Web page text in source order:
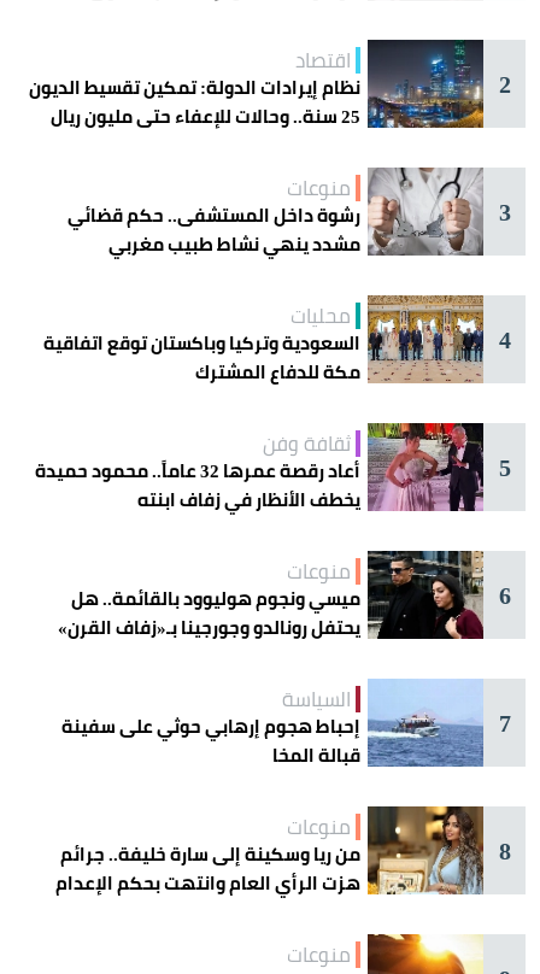
2
اقتصاد
نظام إيرادات الدولة: تمكين تقسيط الديون
25 سنة.. وحالات للإعفاء حتى مليون ريال
3
منوعات
رشوة داخل المستشفى.. حكم قضائي
مشدد ينهي نشاط طبيب مغربي
4
محليات
السعودية وتركيا وباكستان توقع اتفاقية
مكة للدفاع المشترك
5
ثقافة وفن
أعاد رقصة عمرها 32 عاماً.. محمود حميدة
يخطف الأنظار في زفاف ابنته
6
منوعات
ميسي ونجوم هوليوود بالقائمة.. هل
يحتفل رونالدو وجورجينا بـ«زفاف القرن»
7
السياسة
إحباط هجوم إرهابي حوثي على سفينة
قبالة المخا
8
منوعات
من ريا وسكينة إلى سارة خليفة.. جرائم
هزت الرأي العام وانتهت بحكم الإعدام
منوعات